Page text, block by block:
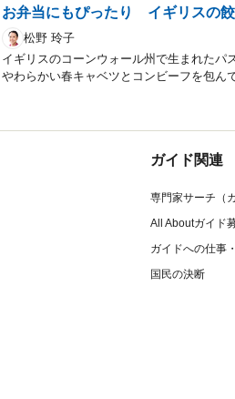
お弁当にもぴったり イギリスの餃
松野 玲子
イギリスのコーンウォール州で生まれたパ
やわらかい春キャベツとコンビーフを包ん
ガイド関連
専門家サーチ（
All Aboutガイド
ガイドへの仕事
国民の決断